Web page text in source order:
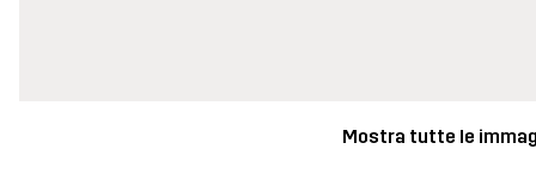
Mostra tutte le